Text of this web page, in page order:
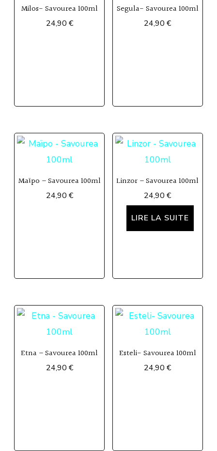
Milos- Savourea 100ml
24,90 €
Segula- Savourea 100ml
24,90€
Maïpo – Savourea 100ml
24,90 €
Linzor – Savourea 100ml
24,90€
LIRE LA SUITE
Etna – Savourea 100ml
24,90 €
Esteli- Savourea 100ml
24,90€